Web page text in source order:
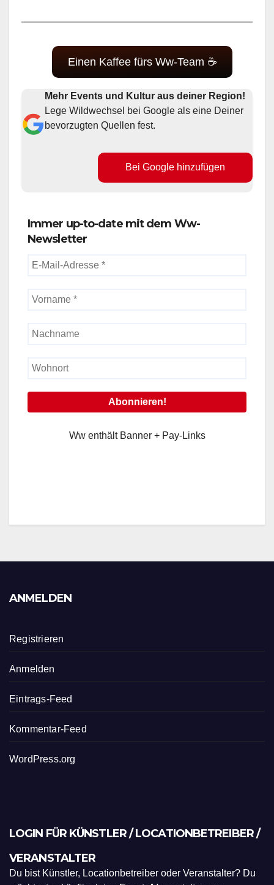
Einen Kaffee fürs Ww-Team ☕
Mehr Events und Kultur aus deiner Region!
Lege Wildwechsel bei Google als eine Deiner
bevorzugten Quellen fest.
Bei Google hinzufügen
Immer up-to-date mit dem Ww-
Newsletter
Ww enthält Banner + Pay-Links
ANMELDEN
Registrieren
Anmelden
Eintrags-Feed
Kommentar-Feed
WordPress.org
LOGIN FÜR KÜNSTLER / LOCATIONBETREIBER /
VERANSTALTER
Du bist Künstler, Locationbetreiber oder Veranstalter? Du